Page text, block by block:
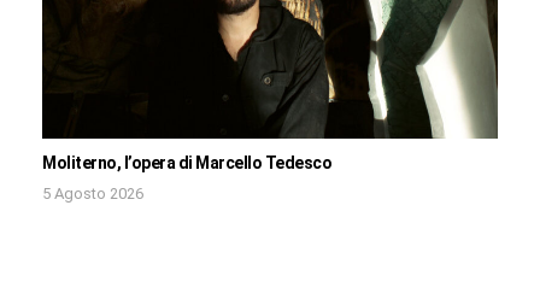
Moliterno, l’opera di Marcello Tedesco
5 Agosto 2026